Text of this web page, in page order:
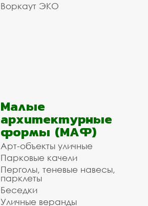
Воркаут ЭКО
Малые
архитектурные
формы (МАФ)
Арт-объекты уличные
Парковые качели
Перголы, теневые навесы,
парклеты
Беседки
Уличные веранды